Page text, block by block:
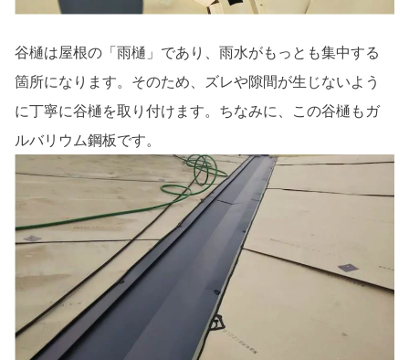
谷樋は屋根の「雨樋」であり、雨水がもっとも集中する
箇所になります。そのため、ズレや隙間が生じないよう
に丁寧に谷樋を取り付けます。ちなみに、この谷樋もガ
ルバリウム鋼板です。